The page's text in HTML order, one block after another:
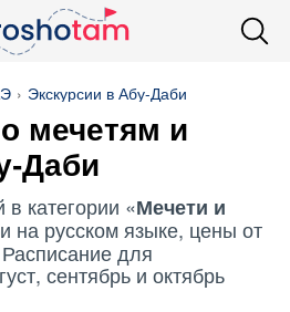
Экскурсии в Абу-Даби
мечетям и
Даби
в категории «Мечети и
на русском языке, цены от
для
сентябрь и октябрь